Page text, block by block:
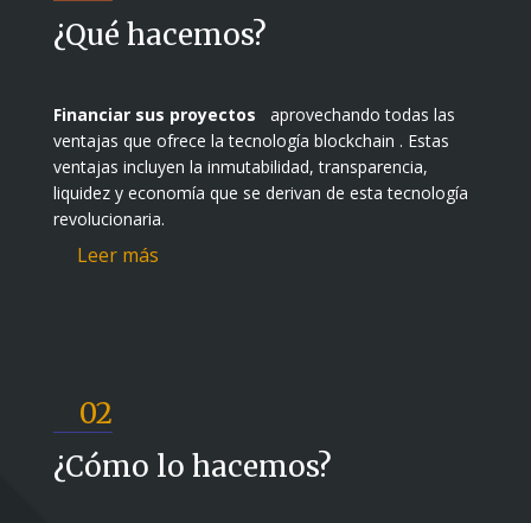
¿Qué hacemos?
Financiar sus proyectos aprovechando todas las
ventajas que ofrece la tecnología blockchain . Estas
ventajas incluyen la inmutabilidad, transparencia,
liquidez y economía que se derivan de esta tecnología
revolucionaria.
Leer más
02
¿Cómo lo hacemos?